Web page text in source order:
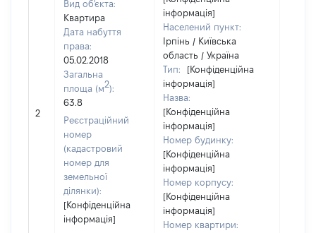
2
Вид об'єкта:
Квартира
Дата набуття
права:
05.02.2018
Загальна
площа (м2):
63.8
Реєстраційний
номер
(кадастровий
номер для
земельної
ділянки):
[Конфіденційна
інформація]
інформація]
Населений пункт:
Ірпінь / Київська
область / Україна
Тип:
[Конфіденційна
інформація]
Назва:
[Конфіденційна
інформація]
Номер будинку:
[Конфіденційна
інформація]
Номер корпусу:
[Конфіденційна
інформація]
Номер квартири: